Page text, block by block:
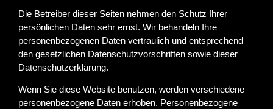
Die Betreiber dieser Seiten nehmen den Schutz Ihrer
persönlichen Daten sehr ernst. Wir behandeln Ihre
personenbezogenen Daten vertraulich und entsprechend
den gesetzlichen Datenschutzvorschriften sowie dieser
Datenschutzerklärung.
Wenn Sie diese Website benutzen, werden verschiedene
personenbezogene Daten erhoben. Personenbezogene